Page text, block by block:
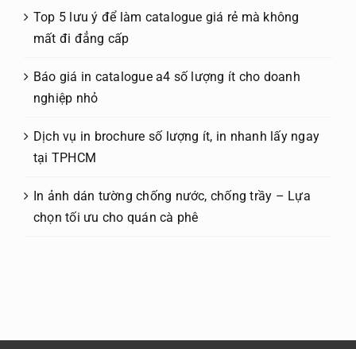
Top 5 lưu ý để làm catalogue giá rẻ mà không
mất đi đẳng cấp
Báo giá in catalogue a4 số lượng ít cho doanh
nghiệp nhỏ
Dịch vụ in brochure số lượng ít, in nhanh lấy ngay
tại TPHCM
In ảnh dán tường chống nước, chống trầy – Lựa
chọn tối ưu cho quán cà phê